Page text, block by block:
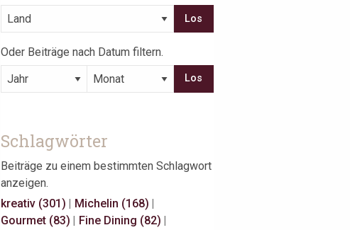
Oder Beiträge nach Datum filtern.
Schlagwörter
Beiträge zu einem bestimmten Schlagwort
anzeigen.
kreativ (301)
Michelin (168)
Gourmet (83)
Fine Dining (82)